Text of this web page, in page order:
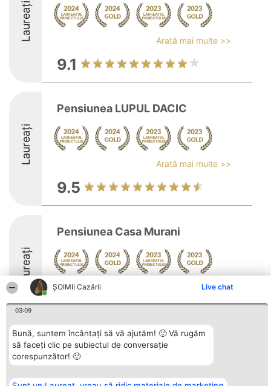
ȘOIMII Cazării Live chat
03:09
Bună, suntem încântați să vă ajutăm! 🙂 Vă rugăm
să faceți clic pe subiectul de conversație
corespunzător! 🙂
Laureați Arată mai multe >>
9.1
Laureați
Pensiunea LUPUL DACIC
Arată mai multe >>
9.5
Laureați
Pensiunea Casa Murani
Arată mai multe >>
9.9
Organizator Ranking
BRIGHT SOLUTIONS BR SRL
Sc. A Et. 4 Ap. 13 Cod 061952
Laureaților